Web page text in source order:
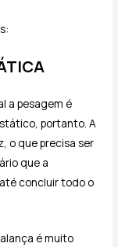
a pesagem é
portanto. A
o que precisa ser
que a
concluir todo o
é muito